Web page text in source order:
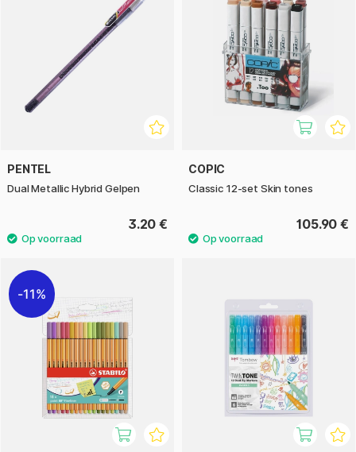
PENTEL
Dual Metallic Hybrid Gelpen
3.20 €
COPIC
Classic 12-set Skin tones
105.90 €
11%